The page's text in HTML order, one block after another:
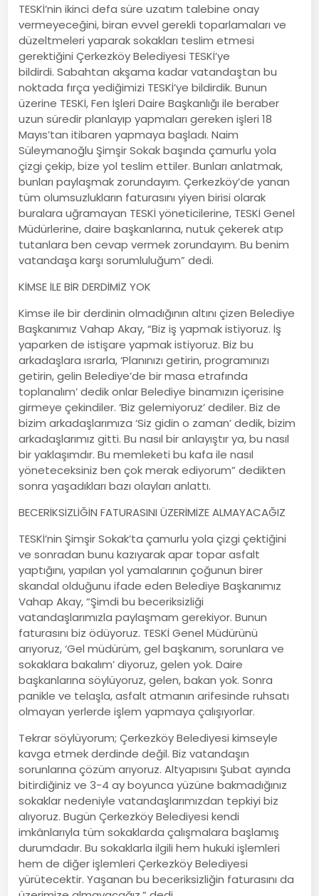
TESKİ’nin ikinci defa süre uzatım talebine onay
vermeyeceğini, biran evvel gerekli toparlamaları ve
düzeltmeleri yaparak sokakları teslim etmesi
gerektiğini Çerkezköy Belediyesi TESKİ’ye
bildirdi. Sabahtan akşama kadar vatandaştan bu
noktada fırça yediğimizi TESKİ’ye bildirdik. Bunun
üzerine TESKİ, Fen İşleri Daire Başkanlığı ile beraber
uzun süredir planlayıp yapmaları gereken işleri 18
Mayıs’tan itibaren yapmaya başladı. Naim
Süleymanoğlu Şimşir Sokak başında çamurlu yola
çizgi çekip, bize yol teslim ettiler. Bunları anlatmak,
bunları paylaşmak zorundayım. Çerkezköy’de yanan
tüm olumsuzlukların faturasını yiyen birisi olarak
buralara uğramayan TESKİ yöneticilerine, TESKİ Genel
Müdürlerine, daire başkanlarına, nutuk çekerek atıp
tutanlara ben cevap vermek zorundayım. Bu benim
vatandaşa karşı sorumluluğum” dedi.
KİMSE İLE BİR DERDİMİZ YOK
Kimse ile bir derdinin olmadığının altını çizen Belediye
Başkanımız Vahap Akay, “Biz iş yapmak istiyoruz. İş
yaparken de istişare yapmak istiyoruz. Biz bu
arkadaşlara ısrarla, ‘Planınızı getirin, programınızı
getirin, gelin Belediye’de bir masa etrafında
toplanalım’ dedik onlar Belediye binamızın içerisine
girmeye çekindiler. ‘Biz gelemiyoruz’ dediler. Biz de
bizim arkadaşlarımıza ‘Siz gidin o zaman’ dedik, bizim
arkadaşlarımız gitti. Bu nasıl bir anlayıştır ya, bu nasıl
bir yaklaşımdır. Bu memleketi bu kafa ile nasıl
yöneteceksiniz ben çok merak ediyorum” dedikten
sonra yaşadıkları bazı olayları anlattı.
BECERİKSİZLİĞİN FATURASINI ÜZERİMİZE ALMAYACAĞIZ
TESKİ’nin Şimşir Sokak’ta çamurlu yola çizgi çektiğini
ve sonradan bunu kazıyarak apar topar asfalt
yaptığını, yapılan yol yamalarının çoğunun birer
skandal olduğunu ifade eden Belediye Başkanımız
Vahap Akay, “Şimdi bu beceriksizliği
vatandaşlarımızla paylaşmam gerekiyor. Bunun
faturasını biz ödüyoruz. TESKİ Genel Müdürünü
arıyoruz, ‘Gel müdürüm, gel başkanım, sorunlara ve
sokaklara bakalım’ diyoruz, gelen yok. Daire
başkanlarına söylüyoruz, gelen, bakan yok. Sonra
panikle ve telaşla, asfalt atmanın arifesinde ruhsatı
olmayan yerlerde işlem yapmaya çalışıyorlar.
Tekrar söylüyorum; Çerkezköy Belediyesi kimseyle
kavga etmek derdinde değil. Biz vatandaşın
sorunlarına çözüm arıyoruz. Altyapısını Şubat ayında
bitirdiğiniz ve 3-4 ay boyunca yüzüne bakmadığınız
sokaklar nedeniyle vatandaşlarımızdan tepkiyi biz
alıyoruz. Bugün Çerkezköy Belediyesi kendi
imkânlarıyla tüm sokaklarda çalışmalara başlamış
durumdadır. Bu sokaklarla ilgili hem hukuki işlemleri
hem de diğer işlemleri Çerkezköy Belediyesi
yürütecektir. Yaşanan bu beceriksizliğin faturasını da